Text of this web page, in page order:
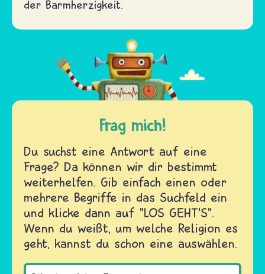
der Barmherzigkeit.
Frag mich!
Du suchst eine Antwort auf eine
Frage? Da können wir dir bestimmt
weiterhelfen. Gib einfach einen oder
mehrere Begriffe in das Suchfeld ein
und klicke dann auf "LOS GEHT'S".
Wenn du weißt, um welche Religion es
geht, kannst du schon eine auswählen.